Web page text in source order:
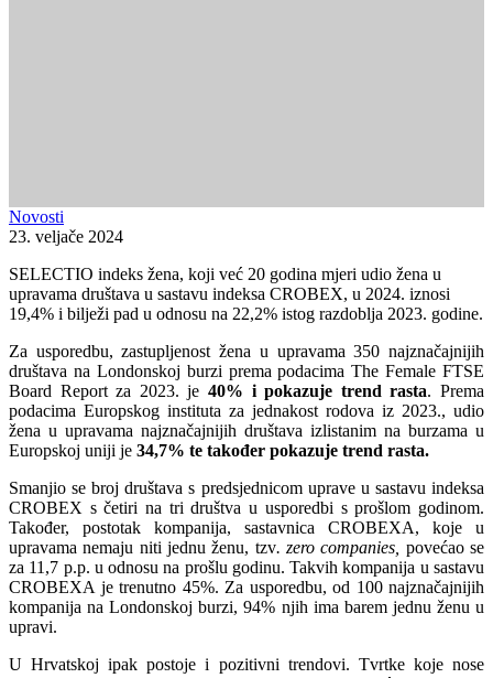
Novosti
23. veljače 2024
SELECTIO indeks žena, koji već 20 godina mjeri udio žena u
upravama društava u sastavu indeksa CROBEX, u 2024. iznosi
19,4% i bilježi pad u odnosu na 22,2% istog razdoblja 2023. godine.
Za usporedbu, zastupljenost žena u upravama 350 najznačajnijih
društava na Londonskoj burzi prema podacima The Female FTSE
Board Report za 2023. je 40% i pokazuje trend rasta. Prema
podacima Europskog instituta za jednakost rodova iz 2023., udio
žena u upravama najznačajnijih društava izlistanim na burzama u
Europskoj uniji je 34,7% te također pokazuje trend rasta.
Smanjio se broj društava s predsjednicom uprave u sastavu indeksa
CROBEX s četiri na tri društva u usporedbi s prošlom godinom.
Također, postotak kompanija, sastavnica CROBEXA, koje u
upravama nemaju niti jednu ženu, tzv. zero companies, povećao se
za 11,7 p.p. u odnosu na prošlu godinu. Takvih kompanija u sastavu
CROBEXA je trenutno 45%. Za usporedbu, od 100 najznačajnijih
kompanija na Londonskoj burzi, 94% njih ima barem jednu ženu u
upravi.
U Hrvatskoj ipak postoje i pozitivni trendovi. Tvrtke koje nose